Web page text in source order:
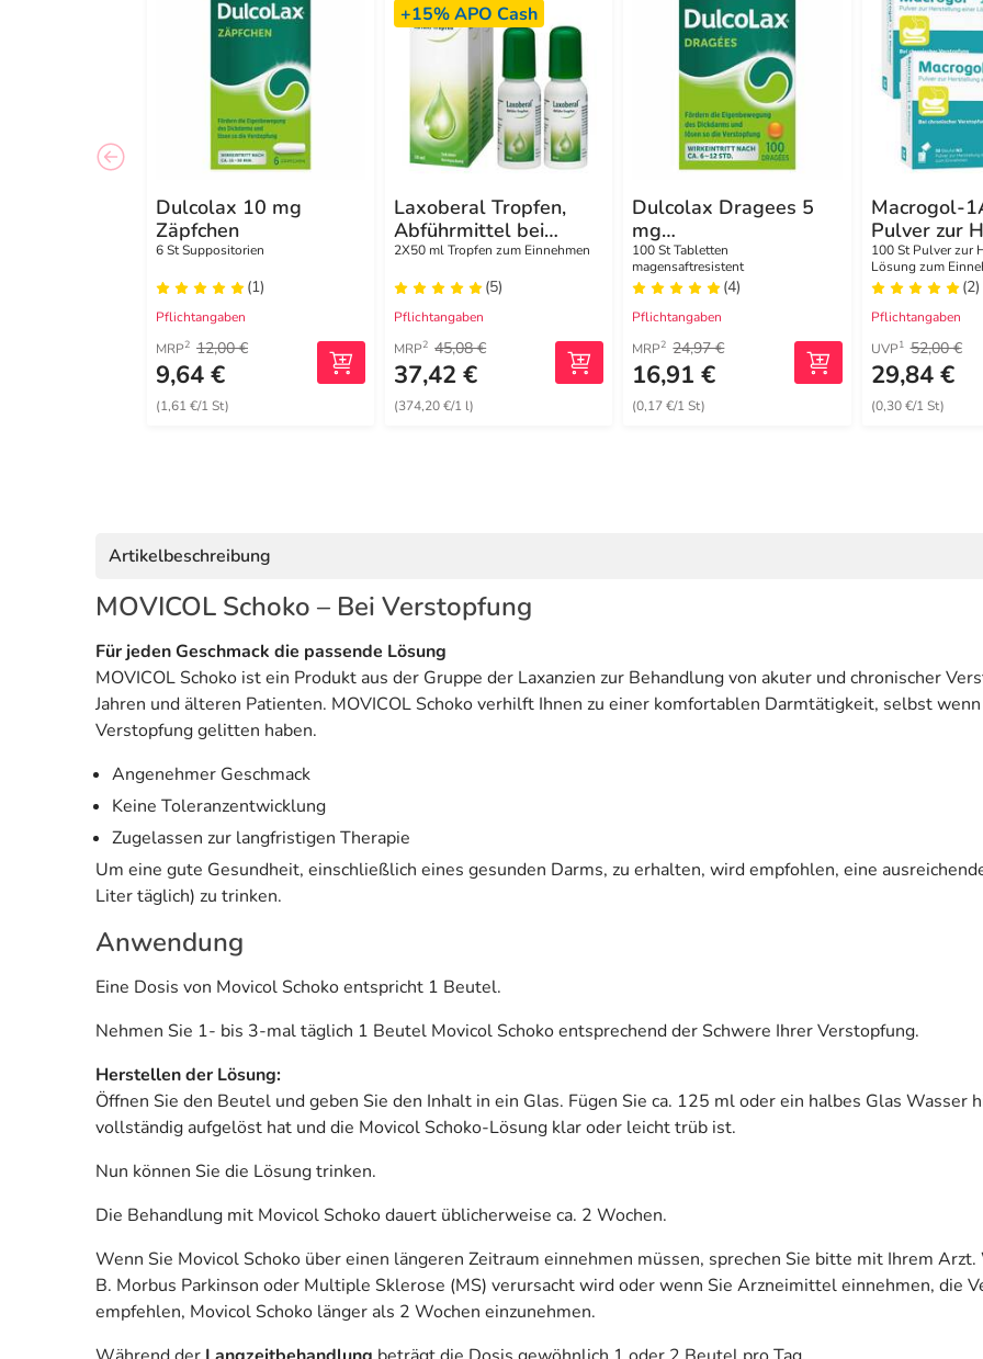
Dulcolax 10 mg
Zäpfchen
6 St Suppositorien
(1)
Pflichtangaben
MRP2 12,00 €
9,64 €
(1,61 €/1 St)
+15%APO Cash
Laxoberal Tropfen,
Abführmittel bei
Verstopfung
2X50 ml Tropfen zum Einnehmen
(5)
Pflichtangaben
MRP2 45,08 €
37,42 €
(374,20 €/1 l)
Dulcolax Dragees 5
mg
magensaftresistent
Tabletten
100 St Tabletten
magensaftresistent
(4)
Pflichtangaben
MRP2 24,97 €
16,91 €
(0,17 €/1 St)
Macrogol-
Pulver zur
einer
Einnehmen
100 St Pulver zur
Lösung zum
(2)
Pflichtangaben
UVP1 52,00 €
29,84 €
(0,30 €/1 St)
Artikelbeschreibung
MOVICOL Schoko – Bei Verstopfung
Für jeden Geschmack die passende Lösung
MOVICOL Schoko ist ein Produkt aus der Gruppe der Laxanzien zur Behandlung von akuter und chronischer
Jahren und älteren Patienten. MOVICOL Schoko verhilft Ihnen zu einer komfortablen Darmtätigkeit, selbst
Verstopfung gelitten haben.
Angenehmer Geschmack
Keine Toleranzentwicklung
Zugelassen zur langfristigen Therapie
Um eine gute Gesundheit, einschließlich eines gesunden Darms, zu erhalten, wird empfohlen, eine
Liter täglich) zu trinken.
Anwendung
Eine Dosis von Movicol Schoko entspricht 1 Beutel.
Nehmen Sie 1- bis 3-mal täglich 1 Beutel Movicol Schoko entsprechend der Schwere Ihrer Verstopfung.
Herstellen der Lösung:
Öffnen Sie den Beutel und geben Sie den Inhalt in ein Glas. Fügen Sie ca. 125 ml oder ein halbes Glas Wasser
vollständig aufgelöst hat und die Movicol Schoko-Lösung klar oder leicht trüb ist.
Nun können Sie die Lösung trinken.
Die Behandlung mit Movicol Schoko dauert üblicherweise ca. 2 Wochen.
Wenn Sie Movicol Schoko über einen längeren Zeitraum einnehmen müssen, sprechen Sie bitte mit Ihrem
B. Morbus Parkinson oder Multiple Sklerose (MS) verursacht wird oder wenn Sie Arzneimittel einnehmen, die
empfehlen, Movicol Schoko länger als 2 Wochen einzunehmen.